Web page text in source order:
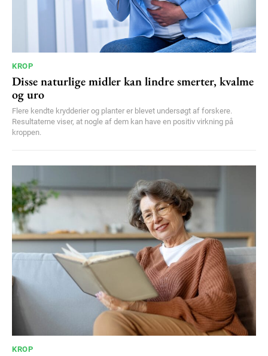
KROP
Disse naturlige midler kan lindre smerter, kvalme
og uro
Flere kendte krydderier og planter er blevet undersøgt af forskere.
Resultaterne viser, at nogle af dem kan have en positiv virkning på
kroppen.
KROP